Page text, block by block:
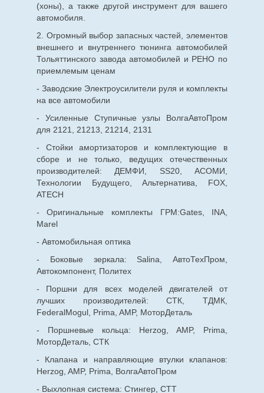
(хоны), а также другой инструмент для вашего
автомобиля.
2. Огромный выбор запасных частей, элементов
внешнего и внутреннего тюнинга автомобилей
Тольяттинского завода автомобилей и РЕНО по
приемлемым ценам
- Заводские Электроусилители руля и комплекты
на все автомобили
- Усиленные Ступичные узлы ВолгаАвтоПром
для 2121, 21213, 21214, 2131
- Стойки амортизаторов и комплектующие в
сборе и не только, ведущих отечественных
производителей: ДЕМФИ, SS20, АСОМИ,
Технологии Будущего, Альтернатива, FOX,
ATECH
- Оригинальные комплекты ГРМ:Gates, INA,
Marel
- Автомобильная оптика
- Боковые зеркала: Salina, АвтоТехПром,
Автокомпонент, Политех
- Поршни для всех моделей двигателей от
лучших производителей: СТК, ТДМК,
FederalMogul, Prima, AMP, МоторДеталь
- Поршневые кольца: Herzog, AMP, Prima,
МоторДеталь, СТК
- Клапана и направляющие втулки клапанов:
Herzog, AMP, Prima, ВолгаАвтоПром
- Выхлопная система: Стингер, СТТ